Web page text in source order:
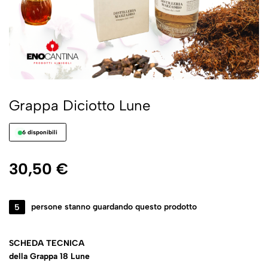
Grappa Diciotto Lune
6 disponibili
30,50 €
5 persone stanno guardando questo prodotto
SCHEDA TECNICA
della Grappa 18 Lune